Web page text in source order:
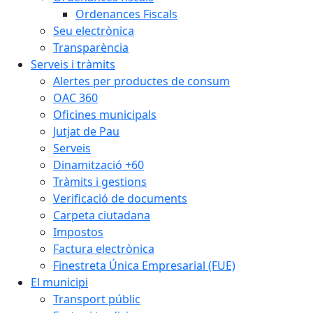
Ordenances Fiscals
Seu electrònica
Transparència
Serveis i tràmits
Alertes per productes de consum
OAC 360
Oficines municipals
Jutjat de Pau
Serveis
Dinamització +60
Tràmits i gestions
Verificació de documents
Carpeta ciutadana
Impostos
Factura electrònica
Finestreta Única Empresarial (FUE)
El municipi
Transport públic